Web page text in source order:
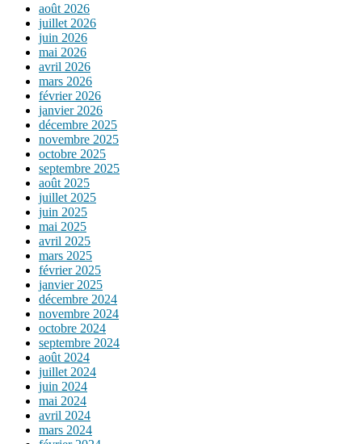
août 2026
juillet 2026
juin 2026
mai 2026
avril 2026
mars 2026
février 2026
janvier 2026
décembre 2025
novembre 2025
octobre 2025
septembre 2025
août 2025
juillet 2025
juin 2025
mai 2025
avril 2025
mars 2025
février 2025
janvier 2025
décembre 2024
novembre 2024
octobre 2024
septembre 2024
août 2024
juillet 2024
juin 2024
mai 2024
avril 2024
mars 2024